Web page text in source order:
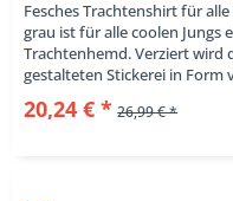
Fesches Trachtenshirt für
grau ist für alle coolen Jungs
Trachtenhemd. Verziert wird
gestalteten Stickerei in Form
20,24 € * 26,99 € *